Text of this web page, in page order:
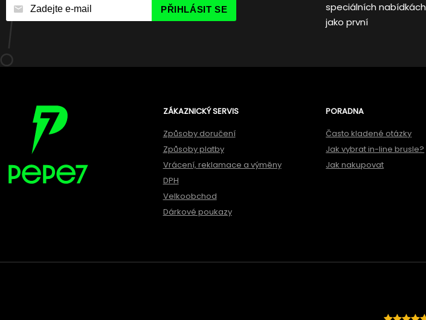
PŘIHLÁSIT SE
speciálních nabídkách
jako první
ZÁKAZNICKÝ SERVIS
Způsoby doručení
Způsoby platby
Vrácení, reklamace a výměny
DPH
Velkoobchod
Dárkové poukazy
PORADNA
Často kladené otázky
Jak vybrat in-line brusle?
Jak nakupovat